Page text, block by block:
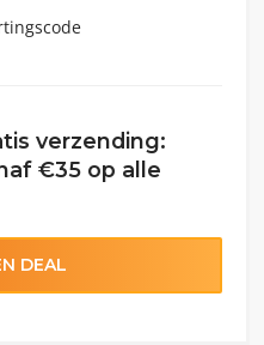
verzending:
€35 op alle
DEAL